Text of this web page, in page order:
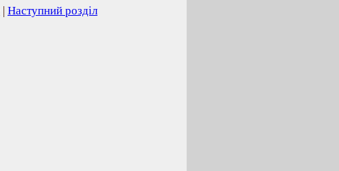
| Наступний розділ